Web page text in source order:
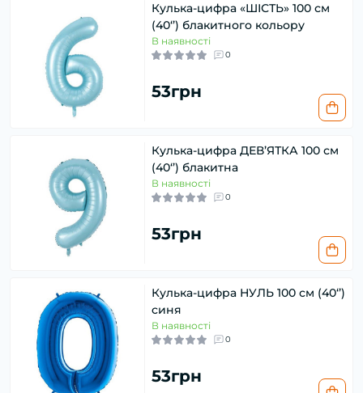
Кулька-цифра «ШІСТЬ» 100 см
(40‘’) блакитного кольору
В наявності
0
53грн
Кулька-цифра ДЕВ’ЯТКА 100 см
(40‘’) блакитна
В наявності
0
53грн
Кулька-цифра НУЛЬ 100 см (40‘’)
синя
В наявності
0
53грн